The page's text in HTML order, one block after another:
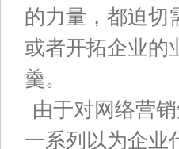
的力量，都迫切
或者开拓企业的
羹。
由于对网络营
一系列以为企业